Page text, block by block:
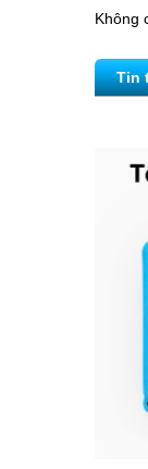
Không
Tin